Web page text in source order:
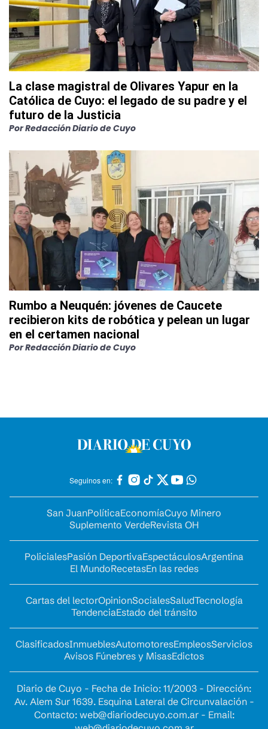
La clase magistral de Olivares Yapur en la
Católica de Cuyo: el legado de su padre y el
futuro de la Justicia
PorRedacción Diario de Cuyo
Rumbo a Neuquén: jóvenes de Caucete
recibieron kits de robótica y pelean un lugar
en el certamen nacional
PorRedacción Diario de Cuyo
Seguinos en:
San JuanPolíticaEconomíaCuyo Minero
Suplemento VerdeRevista OH
PolicialesPasión DeportivaEspectáculosArgentina
El MundoRecetasEn las redes
Cartas del lectorOpinionSocialesSaludTecnología
TendenciaEstado del tránsito
ClasificadosInmueblesAutomotoresEmpleosServicios
Avisos Fúnebres y MisasEdictos
Diario de Cuyo - Fecha de Inicio: 11/2003 - Dirección:
Av. Alem Sur 1639. Esquina Lateral de Circunvalación -
Contacto: web@diariodecuyo.com.ar- Email: